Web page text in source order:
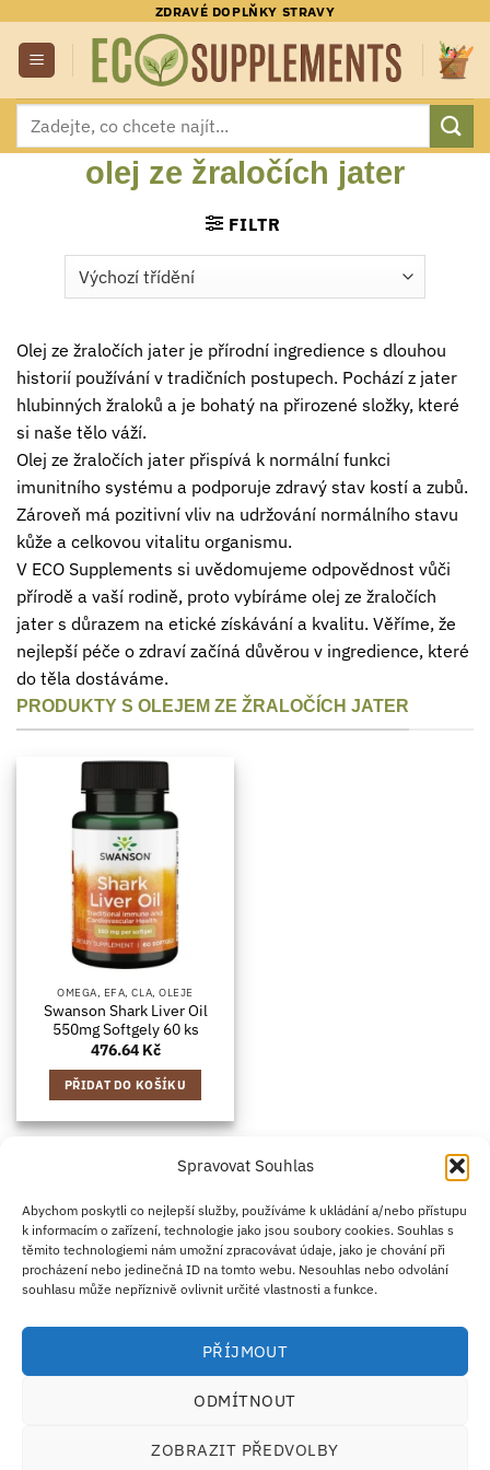
Spravovat Souhlas
Abychom poskytli co nejlepší služby, používáme k ukládání a/nebo přístupu
k informacím o zařízení, technologie jako jsou soubory cookies. Souhlas s
těmito technologiemi nám umožní zpracovávat údaje, jako je chování při
procházení nebo jedinečná ID na tomto webu. Nesouhlas nebo odvolání
souhlasu může nepříznivě ovlivnit určité vlastnosti a funkce.
PŘÍJMOUT
ODMÍTNOUT
ZOBRAZIT PŘEDVOLBY
obsah
ZDRAVÉ DOPLŇKY STRAVY
Hledat:
olej ze žraločích jater
FILTR
Olej ze žraločích jater je přírodní ingredience s dlouhou
historií používání v tradičních postupech. Pochází z jater
hlubinných žraloků a je bohatý na přirozené složky, které
si naše tělo váží.
Olej ze žraločích jater přispívá k normální funkci
imunitního systému a podporuje zdravý stav kostí a zubů.
Zároveň má pozitivní vliv na udržování normálního stavu
kůže a celkovou vitalitu organismu.
V ECO Supplements si uvědomujeme odpovědnost vůči
přírodě a vaší rodině, proto vybíráme olej ze žraločích
jater s důrazem na etické získávání a kvalitu. Věříme, že
nejlepší péče o zdraví začíná důvěrou v ingredience, které
do těla dostáváme.
PRODUKTY S OLEJEM ZE ŽRALOČÍCH JATER
OMEGA, EFA, CLA, OLEJE
Swanson Shark Liver Oil
550mg Softgely 60 ks
476.64 Kč
PŘIDAT DO KOŠÍKU
Credit
Card
2
Klarna
Apple
Pay
Google
Pay
PayPal
ZÁSADY DOPRAVY
ZÁSADY VRÁCENÍ ZBOŽÍ
OBCHODNÍ PODMÍNKY
KONTAKT O NÁS B2B
IMPRINT
OMEZENÍ ODPOVĚDNOSTI
ZÁSADY COOKIES
Antim I Street, No. 14, fl. 2, law office, 1303 Sofia, Bulharsko
· Email:support@ecosupplements.eu
Česká obchodní inspekce (ČOI)· Řešení přeshraničních sporů: